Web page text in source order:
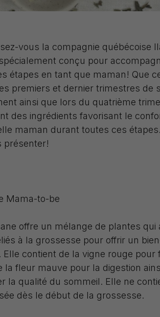
vous la compagnie québécoise
conçu pour
étapes en tant que maman! Que
premiers et dernier trimestres de
ainsi que lors du quatrième
des ingrédients favorisant le
maman durant toutes ces
présenter!
Mama-to-be
offre un mélange de plantes qui
à la grossesse pour offrir un
Elle contient de la vigne rouge pour
la fleur mauve pour la digestion
la qualité du sommeil. Elle ne
dès le début de la grossesse.